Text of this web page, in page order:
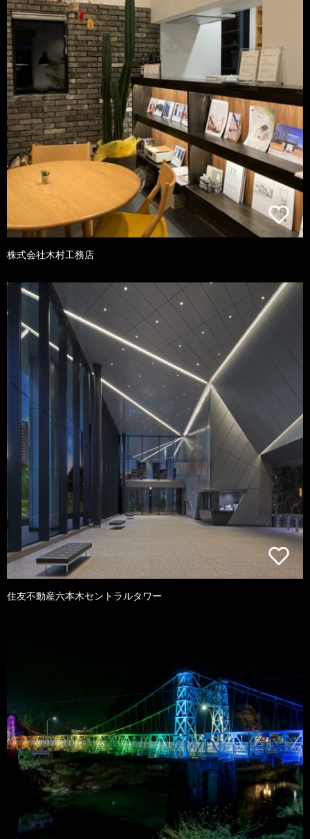
株式会社木村工務店
住友不動産六本木セントラルタワー